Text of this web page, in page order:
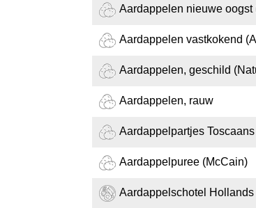
Aardappelen nieuwe oogst
Aardappelen vastkokend
Aardappelen, geschild
Aardappelen, rauw
Aardappelpartjes
Aardappelpuree (McCain)
Aardappelschotel Hollands